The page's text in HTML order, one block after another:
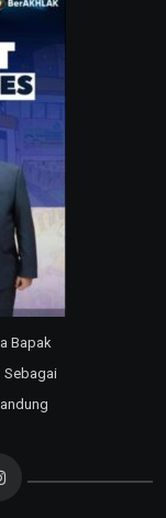
Bapak
Sebagai